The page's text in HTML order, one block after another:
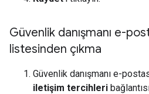
Güvenlik danışmanı e-
listesinden çıkma
Güvenlik danışmanı e-
iletişim tercihleri